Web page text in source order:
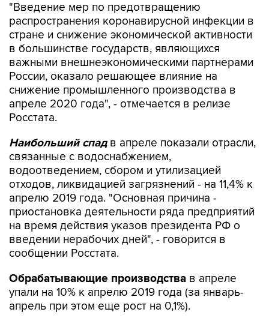
"Введение мер по предотвращению
распространения коронавирусной инфекции в
стране и снижение экономической активности
в большинстве государств, являющихся
важными внешнеэкономическими партнерами
России, оказало решающее влияние на
снижение промышленного производства в
апреле 2020 года", - отмечается в релизе
Росстата.
Наибольший спадв апреле показали отрасли,
связанные с водоснабжением,
водоотведением, сбором и утилизацией
отходов, ликвидацией загрязнений - на 11,4% к
апрелю 2019 года. "Основная причина -
приостановка деятельности ряда предприятий
на время действия указов президента РФ о
введении нерабочих дней", - говорится в
сообщении Росстата.
Обрабатывающие производства в апреле
упали на 10% к апрелю 2019 года (за январь-
апрель при этом еще рост на 0,1%).